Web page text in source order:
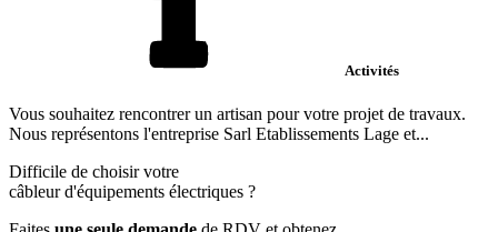
Activités
Vous souhaitez rencontrer un artisan pour votre projet de travaux.
Nous représentons l'entreprise Sarl Etablissements Lage et...
Difficile de choisir votre
câbleur d'équipements électriques ?